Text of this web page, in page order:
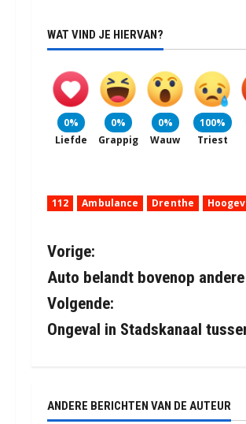
WAT VIND JE HIERVAN?
0%
Liefde
0%
Grappig
0%
Wauw
100%
Triest
112 Ambulance Drenthe
B
e
r
Vorige:
Auto belandt bovenop
Volgende:
Ongeval in Stadskanaal
ANDERE BERICHTEN VAN DE AUTEUR